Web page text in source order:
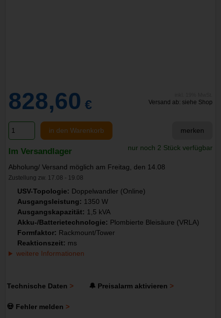
828,60 € Versand ab: siehe Shop
in den Warenkorb merken
Im Versandlager nur noch 2 Stück verfügbar
Abholung/ Versand möglich am Freitag, den 14.08
Zustellung zw. 17.08 - 19.08
USV-Topologie: Doppelwandler (Online)
Ausgangsleistung: 1350 W
Ausgangskapazität: 1,5 kVA
Akku-/Batterietechnologie: Plombierte Bleisäure (VRLA)
Formfaktor: Rackmount/Tower
Reaktionszeit: ms
weitere Informationen
Technische Daten 🔔 Preisalarm aktivieren
💀 Fehler melden